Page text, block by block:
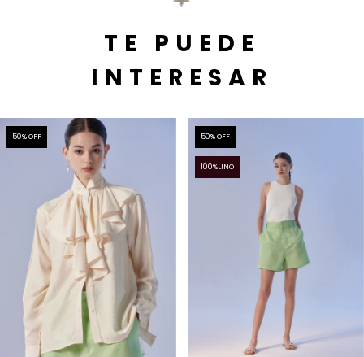
TE PUEDE
INTERESAR
50% OFF 50% OFF
100%LINO